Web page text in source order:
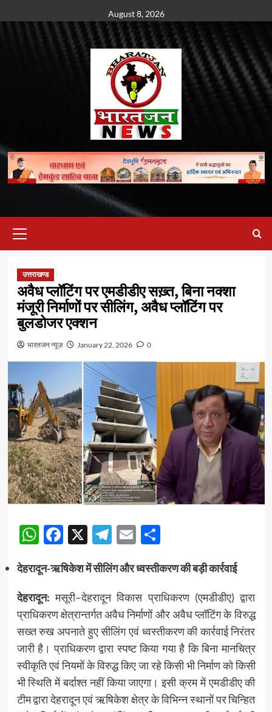
to
August 8, 2026
Menu
उत्तराखण्ड
अवैध प्लॉटिंग पर एमडीडीए सख़्त, बिना नक्शा
मंजूरी निर्माणों पर सीलिंग, अवैध प्लॉटिंग पर
बुलडोजर एक्शन
भारतजन न्यूज़ January 22, 2026 0
WhatsApp
Facebook
X Telegram
EmailShare
देहरादून-ऋषिकेश में सीलिंग और ध्वस्तीकरण की बड़ी कार्रवाई
देहरादून: मसूरी–देहरादून विकास प्राधिकरण (एमडीडीए) द्वारा
प्राधिकरण क्षेत्रान्तर्गत अवैध निर्माणों और अवैध प्लॉटिंग के विरुद्ध
सख्त रुख अपनाते हुए सीलिंग एवं ध्वस्तीकरण की कार्रवाई निरंतर
जारी है। प्राधिकरण द्वारा स्पष्ट किया गया है कि बिना मानचित्र
स्वीकृति एवं नियमों के विरुद्ध किए जा रहे किसी भी निर्माण को किसी
भी स्थिति में बर्दाश्त नहीं किया जाएगा। इसी क्रम में एमडीडीए की
टीम द्वारा देहरादून एवं ऋषिकेश क्षेत्र के विभिन्न स्थानों पर चिन्हित